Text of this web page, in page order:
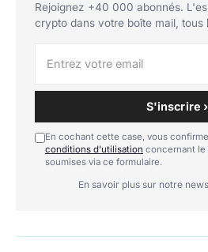
Rejoignez +40 000 abonnés.
crypto dans votre boîte mail, tous
S'inscrire ›
En cochant cette case, vous
conditions d'utilisation concernant le
soumises via ce formulaire.
En savoir plus sur notre